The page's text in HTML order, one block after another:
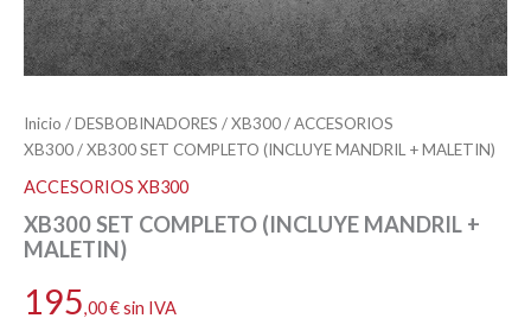
Inicio /DESBOBINADORES /XB300/ACCESORIOS
XB300/ XB300 SET COMPLETO (INCLUYE MANDRIL + MALETIN)
ACCESORIOS XB300
XB300 SET COMPLETO (INCLUYE MANDRIL +
MALETIN)
195,00€sin IVA